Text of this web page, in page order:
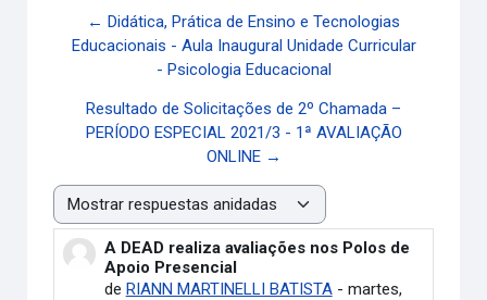
← Didática, Prática de Ensino e Tecnologias
Educacionais - Aula Inaugural Unidade Curricular
- Psicologia Educacional
Resultado de Solicitações de 2º Chamada –
PERÍODO ESPECIAL 2021/3 - 1ª AVALIAÇÃO
ONLINE →
Mostrar modo
A DEAD realiza avaliações nos Polos de
Apoio Presencial
de RIANN MARTINELLI BATISTA- martes,
Número de respuestas: 0